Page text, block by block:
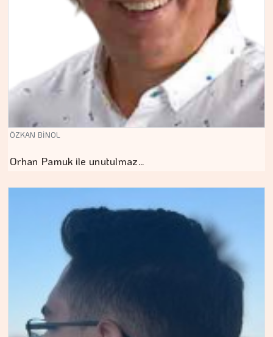
ÖZKAN BİNOL
Orhan Pamuk ile unutulmaz…